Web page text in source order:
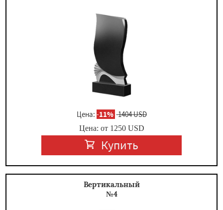
Цена: -11% 1404 USD
Цена: от 1250USD
Купить
Вертикальный
№4